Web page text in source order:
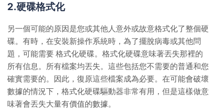
2.硬碟格式化
另一個可能的原因是您或其他人意外或故意格式化了整個硬
碟。有時，在安裝新操作系統時，為了擺脫病毒或其他問
題，可能需要 格式化硬碟。格式化硬碟意味著丟失那裡的
所有信息。所有檔案均丟失。這些包括您不需要的普通和您
確實需要的。因此，復原這些檔案成為必要。在可能會破壞
數據的情況下，格式化硬碟驅動器非常有用，但是這樣做意
味著會丟失大量有價值的數據。